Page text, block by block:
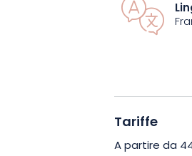
Scegliete il
una
con un
dispongono
Tariffe
A partire da